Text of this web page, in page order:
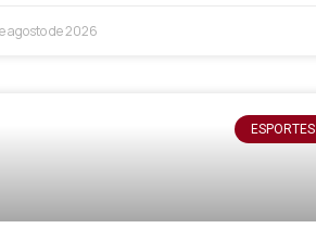
agosto de 2026
ESPORTES